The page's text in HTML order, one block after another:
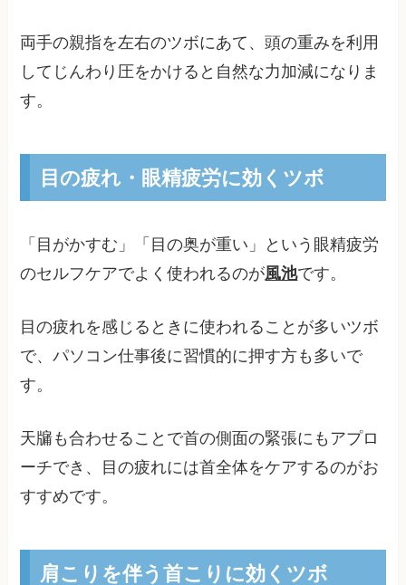
両手の親指を左右のツボにあて、頭の重みを利用
してじんわり圧をかけると自然な力加減になりま
す。
目の疲れ・眼精疲労に効くツボ
「目がかすむ」「目の奥が重い」という眼精疲労
のセルフケアでよく使われるのが風池です。
目の疲れを感じるときに使われることが多いツボ
で、パソコン仕事後に習慣的に押す方も多いで
す。
天牖も合わせることで首の側面の緊張にもアプロ
ーチでき、目の疲れには首全体をケアするのがお
すすめです。
肩こりを伴う首こりに効くツボ